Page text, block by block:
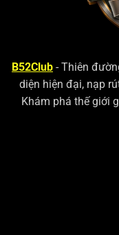
B52Club - Thiên
diện hiện đại, nạp
Khám phá thế giới